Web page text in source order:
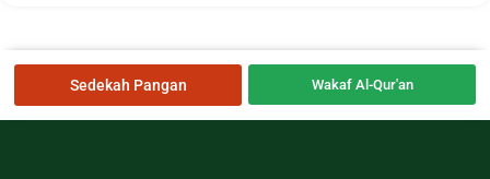
Sedekah Pangan Wakaf Al-Qur'an